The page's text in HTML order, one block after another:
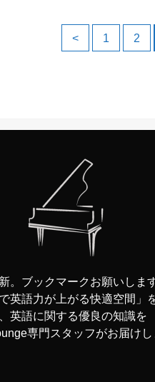
< 1 2
。ブックマークお願いしま
英語力が上がる快適空間」
英語に関する優良の知識を
専門スタッフがお届けし